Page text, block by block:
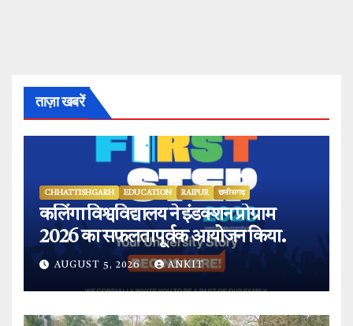
ताज़ा खबरें
CHHATTISHGARH EDUCATION RAIPUR छत्तीसगढ़
कलिंगा विश्वविद्यालय ने इंडक्शन प्रोग्राम
2026 का सफलतापूर्वक आयोजन किया.
AUGUST 5, 2026 ANKIT